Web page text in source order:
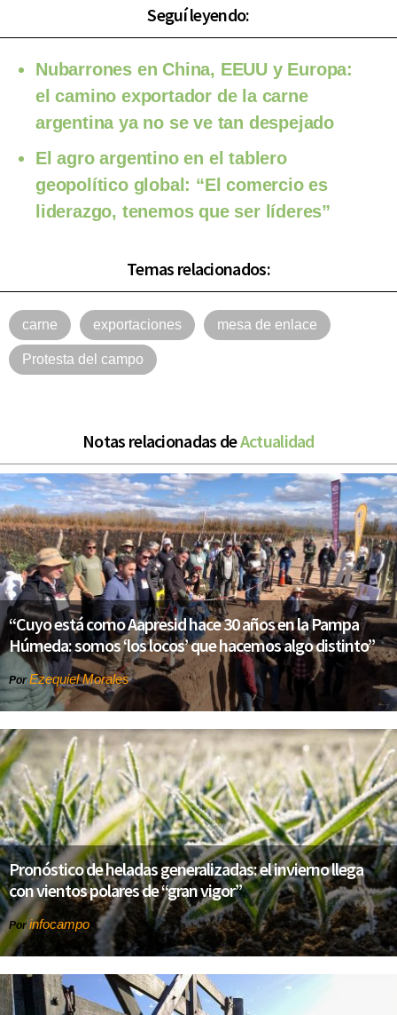
Seguí leyendo:
Nubarrones en China, EEUU y Europa:
el camino exportador de la carne
argentina ya no se ve tan despejado
El agro argentino en el tablero
geopolítico global: “El comercio es
liderazgo, tenemos que ser líderes”
Temas relacionados:
carne exportaciones mesa de enlace
Protesta del campo
Notas relacionadas deActualidad
“Cuyo está como Aapresid hace 30 años en la Pampa
Húmeda: somos ‘los locos’ que hacemos algo distinto”
PorEzequiel Morales
Pronóstico de heladas generalizadas: el invierno llega
con vientos polares de “gran vigor”
Por infocampo